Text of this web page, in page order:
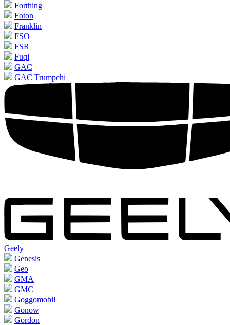
Forthing
Foton
Franklin
FSO
FSR
Fuqi
GAC
GAC Trumpchi
Geely
Genesis
Geo
GMA
GMC
Goggomobil
Gonow
Gordon